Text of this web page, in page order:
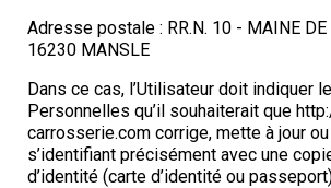
Adresse postale : RR.N. 10 - MAINE DE
16230 MANSLE
Dans ce cas, l’Utilisateur doit indiquer
Personnelles qu’il souhaiterait que
carrosserie.com corrige, mette à jour
s’identifiant précisément avec une
d’identité (carte d’identité ou